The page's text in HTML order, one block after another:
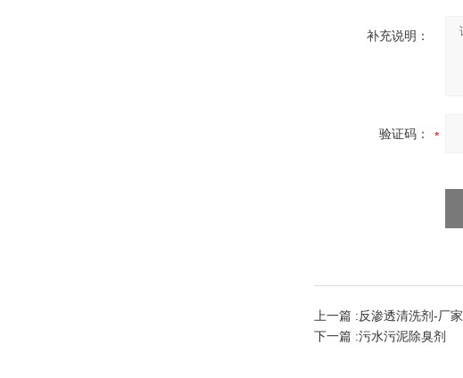
补充说明：
验证码：
上一篇 :反渗透清洗剂-厂家
下一篇 :污水污泥除臭剂